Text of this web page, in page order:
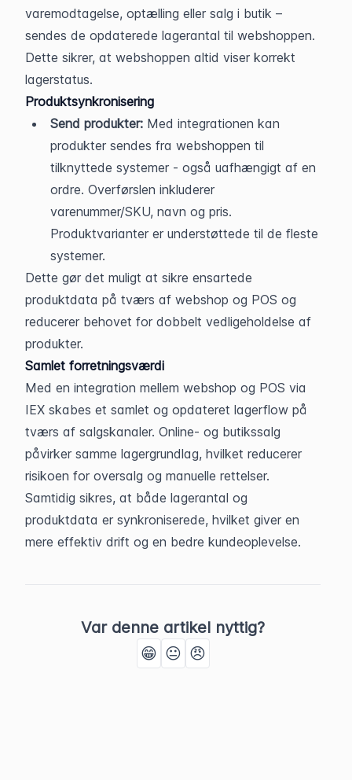
varemodtagelse, optælling eller salg i butik –
sendes de opdaterede lagerantal til webshoppen.
Dette sikrer, at webshoppen altid viser korrekt
lagerstatus.
Produktsynkronisering
Send produkter: Med integrationen kan
produkter sendes fra webshoppen til
tilknyttede systemer - også uafhængigt af en
ordre. Overførslen inkluderer
varenummer/SKU, navn og pris.
Produktvarianter er understøttede til de fleste
systemer.
Dette gør det muligt at sikre ensartede
produktdata på tværs af webshop og POS og
reducerer behovet for dobbelt vedligeholdelse af
produkter.
Samlet forretningsværdi
Med en integration mellem webshop og POS via
IEX skabes et samlet og opdateret lagerflow på
tværs af salgskanaler. Online- og butikssalg
påvirker samme lagergrundlag, hvilket reducerer
risikoen for oversalg og manuelle rettelser.
Samtidig sikres, at både lagerantal og
produktdata er synkroniserede, hvilket giver en
mere effektiv drift og en bedre kundeoplevelse.
Var denne artikel nyttig?
😁 😐 😠